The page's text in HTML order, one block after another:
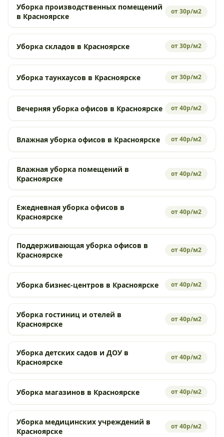
Уборка производственных помещений
в Красноярске
от 30р/м2
Уборка складов в Красноярске от 30р/м2
Уборка таунхаусов в Красноярске от 30р/м2
Вечерняя уборка офисов в Красноярске от 40р/м2
Влажная уборка офисов в Красноярске от 40р/м2
Влажная уборка помещений в
Красноярске
от 40р/м2
Ежедневная уборка офисов в
Красноярске
от 40р/м2
Поддерживающая уборка офисов в
Красноярске
от 40р/м2
Уборка бизнес-центров в Красноярске от 40р/м2
Уборка гостиниц и отелей в
Красноярске
от 40р/м2
Уборка детских садов и ДОУ в
Красноярске
от 40р/м2
Уборка магазинов в Красноярске от 40р/м2
Уборка медицинских учреждений в
Красноярске
от 40р/м2